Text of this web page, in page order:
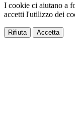
I cookie ci aiutano a
accetti l'utilizzo dei
Rifiuta Accetta